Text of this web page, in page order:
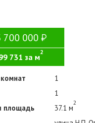
700 000
731 за м
2
1
1
площадь
37.1 м
2